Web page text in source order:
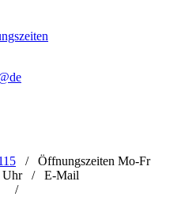
/ Öffnungszeiten Mo-Fr
Uhr / E-Mail
/